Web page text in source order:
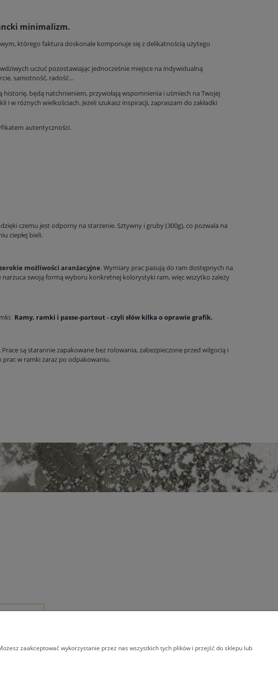
minimalizm.
którego faktura doskonale komponuje się z delikatnością użytego
uczuć pozostawiając jednocześnie miejsce na indywidualną
samotność, radość...
będą natchnieniem, przywołają wspomnienia i uśmiech na Twojej
i w różnych wielkościach. Jeżeli szukasz inspiracji, zapraszam do zakładki
autentyczności.
czemu jest odporny na starzenie. Sztywny i gruby (300g), co pozwala na
ciepłej bieli.
możliwości aranżacyjne. Wymiary prac pasują do ram dostępnych na
swoją formą wyboru konkretnej kolorystyki ram, więc wszytko zależy
Ramy, ramki i passe-partout - czyli słów kilka o oprawie grafik.
są starannie zapakowane bez rolowania, zabezpieczone przed wilgocią i
prac w ramki zaraz po odpakowaniu.
zaakceptować wykorzystanie przez nas wszystkich tych plików i przejść do sklepu lub